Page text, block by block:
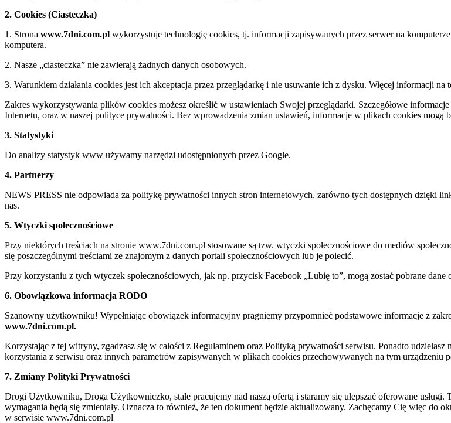
2. Cookies (Ciasteczka)
1. Strona www.7dni.com.pl wykorzystuje technologię cookies, tj. informacji zapisywanych przez serwer na
komputera.
2. Nasze „ciasteczka” nie zawierają żadnych danych osobowych.
3. Warunkiem działania cookies jest ich akceptacja przez przeglądarkę i nie usuwanie ich z dysku. Więcej informacji
Zakres wykorzystywania plików cookies możesz określić w ustawieniach Swojej przeglądarki. Szczegółowe
Internetu, oraz w naszej polityce prywatności. Bez wprowadzenia zmian ustawień, informacje w plikach cookies mogą
3. Statystyki
Do analizy statystyk www używamy narzędzi udostępnionych przez Google.
4. Partnerzy
NEWS PRESS nie odpowiada za politykę prywatności innych stron internetowych, zarówno tych dostępnych dzięki
nas.
5. Wtyczki społecznościowe
Przy niektórych treściach na stronie www.7dni.com.pl stosowane są tzw. wtyczki społecznościowe do mediów
się poszczególnymi treściami ze znajomym z danych portali społecznościowych lub je polecić.
Przy korzystaniu z tych wtyczek społecznościowych, jak np. przycisk Facebook „Lubię to”, mogą zostać pobrane dane
6. Obowiązkowa informacja RODO
Szanowny użytkowniku! Wypełniając obowiązek informacyjny pragniemy przypomnieć podstawowe informacje z
www.7dni.com.pl.
Korzystając z tej witryny, zgadzasz się w całości z Regulaminem oraz Polityką prywatności serwisu. Ponadto
korzystania z serwisu oraz innych parametrów zapisywanych w plikach cookies przechowywanych na tym
7. Zmiany Polityki Prywatności
Drogi Użytkowniku, Droga Użytkowniczko, stale pracujemy nad naszą ofertą i staramy się ulepszać oferowane
wymagania będą się zmieniały. Oznacza to również, że ten dokument będzie aktualizowany. Zachęcamy Cię więc
w serwisie www.7dni.com.pl